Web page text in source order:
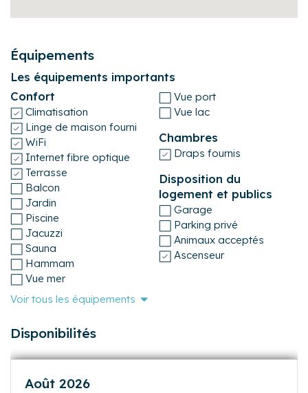
Équipements
Les équipements importants
Confort
Climatisation
Linge de maison fourni
WiFi
Internet fibre optique
Terrasse
Balcon
Jardin
Piscine
Jacuzzi
Sauna
Hammam
Vue mer
Vue port
Vue lac
Chambres
Draps fournis
Disposition du
logement et publics
Garage
Parking privé
Animaux acceptés
Ascenseur
Voir tous les équipements
Disponibilités
Août 2026